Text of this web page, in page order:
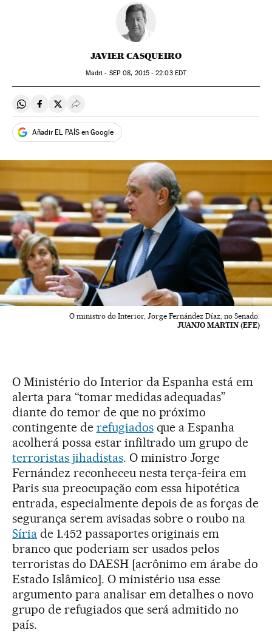
JAVIER CASQUEIRO
Madri - SEP 08, 2015 - 22:03EDT
Compartir en Whatsapp
Compartir en Facebook
Compartir en Twitter
Desplegar Redes Sociales
Añadir EL PAÍS en Google
O ministro do Interior, Jorge Fernández Díaz, no Senado.
JUANJO MARTIN (EFE)
O Ministério do Interior da Espanha está em
alerta para “tomar medidas adequadas”
diante do temor de que no próximo
contingente de refugiadosque a Espanha
acolherá possa estar infiltrado um grupo de
terroristas jihadistas. O ministro Jorge
Fernández reconheceu nesta terça-feira em
Paris sua preocupação com essa hipotética
entrada, especialmente depois de as forças de
segurança serem avisadas sobre o roubo na
Síriade 1.452 passaportes originais em
branco que poderiam ser usados pelos
terroristas do DAESH [acrônimo em árabe do
Estado Islâmico]. O ministério usa esse
argumento para analisar em detalhes o novo
grupo de refugiados que será admitido no
país.